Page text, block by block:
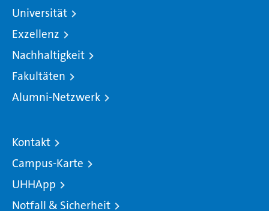
Universität
Exzellenz
Nachhaltigkeit
Fakultäten
Alumni-Netzwerk
Kontakt
Campus-Karte
UHHApp
Notfall & Sicherheit